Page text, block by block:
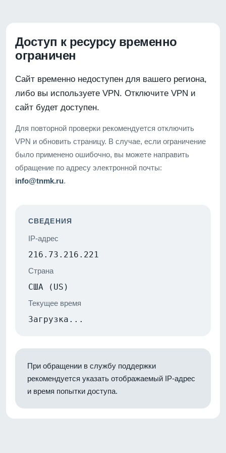
Доступ к ресурсу временно
ограничен
Сайт временно недоступен для вашего региона,
либо вы используете VPN. Отключите VPN и
сайт будет доступен.
Для повторной проверки рекомендуется отключить
VPN и обновить страницу. В случае, если ограничение
было применено ошибочно, вы можете направить
обращение по адресу электронной почты:
info@tnmk.ru.
СВЕДЕНИЯ
IP-адрес
216.73.216.221
Страна
США (US)
Текущее время
Загрузка...
При обращении в службу поддержки
рекомендуется указать отображаемый IP-адрес
и время попытки доступа.